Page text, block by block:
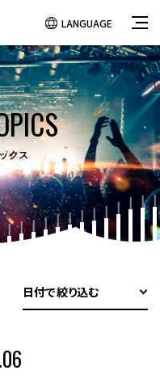
LANGUAGE
クス
日付で絞り込む